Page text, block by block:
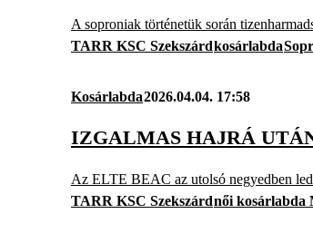
A soproniak történetük során
TARR KSC Szekszárdkosárlabda
Kosárlabda2026.04.04. 17:58
IZGALMAS HAJRÁ
Az ELTE BEAC az utolsó negyedben
TARR KSC Szekszárdnői kosárlabda